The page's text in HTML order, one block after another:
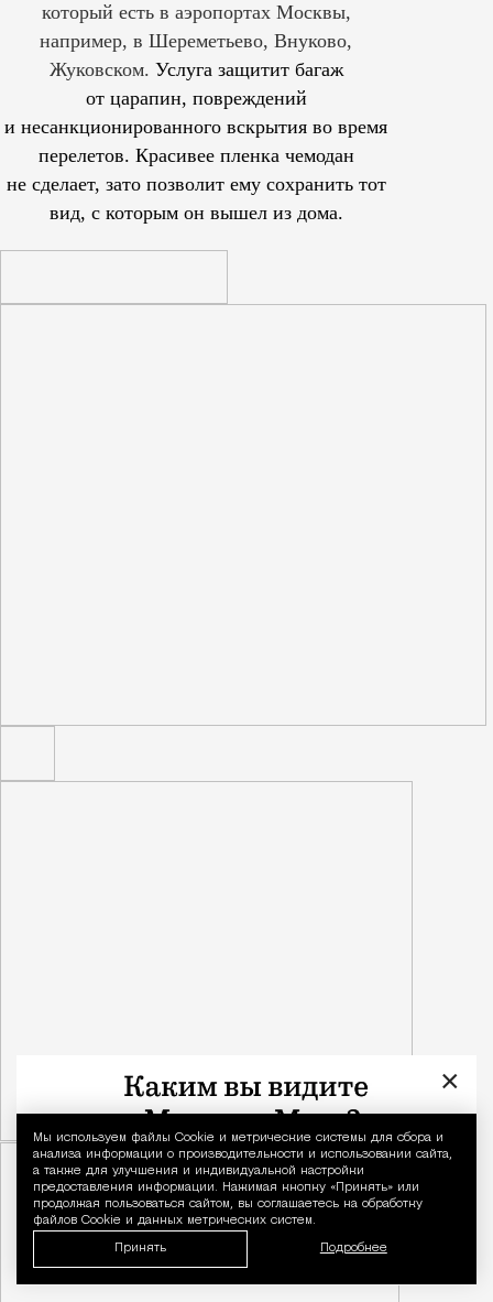
Уведомление
Мы используем файлы Сookie и метрические системы для сбора и
анализа информации о производительности и использовании сайта,
а также для улучшения и индивидуальной настройки
предоставления информации. Нажимая кнопку «Принять» или
продолжая пользоваться сайтом, вы соглашаетесь на обработку
файлов Cookie и данных метрических систем.
Принять Подробнее
который есть в аэропортах Москвы,
например, в Шереметьево, Внуково,
Жуковском. Услуга защитит багаж
от царапин, повреждений
и несанкционированного вскрытия во время
перелетов. Красивее пленка чемодан
не сделает, зато позволит ему сохранить тот
вид, с которым он вышел из дома.
×